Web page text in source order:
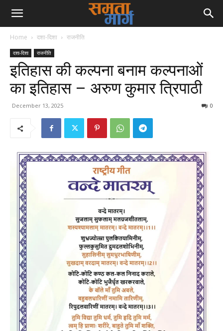
Home दशा-दिशा राजनीति
दशा-दिशा राजनीति
इतिहास की कल्पना बनाम कल्पनाओं
का इतिहास – अरुण कुमार त्रिपाठी
December 13, 2025 0